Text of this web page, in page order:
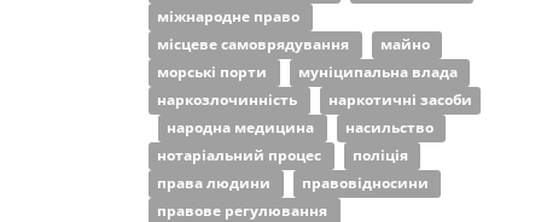
міжнародне право
місцеве самоврядування
майно
морські порти
муніципальна влада
наркозлочинність
наркотичні засоби
народна медицина
насильство
нотаріальний процес
поліція
права людини
правовідносини
правове регулювання